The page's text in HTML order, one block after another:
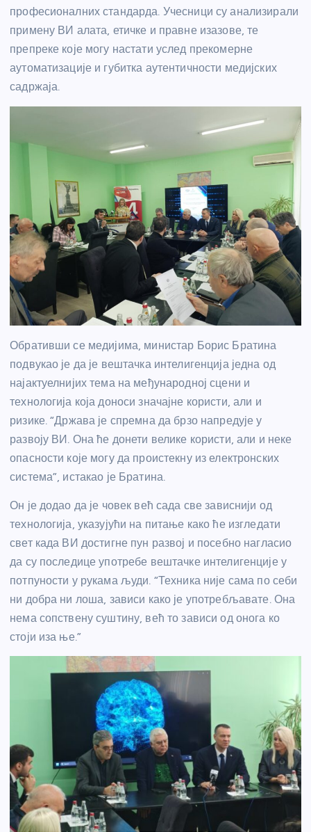
професионалних стандарда. Учесници су анализирали
примену ВИ алата, етичке и правне изазове, те
препреке које могу настати услед прекомерне
аутоматизације и губитка аутентичности медијских
садржаја.
Обративши се медијима, министар Борис Братина
подвукао је да је вештачка интелигенција једна од
најактуелнијих тема на међународној сцени и
технологија која доноси значајне користи, али и
ризике. “Држава је спремна да брзо напредује у
развоју ВИ. Она ће донети велике користи, али и неке
опасности које могу да проистекну из електронских
система”, истакао је Братина.
Он је додао да је човек већ сада све зависнији од
технологија, указујући на питање како ће изгледати
свет када ВИ достигне пун развој и посебно нагласио
да су последице употребе вештачке интелигенције у
потпуности у рукама људи. “Техника није сама по себи
ни добра ни лоша, зависи како је употребљавате. Она
нема сопствену суштину, већ то зависи од онога ко
стоји иза ње.”